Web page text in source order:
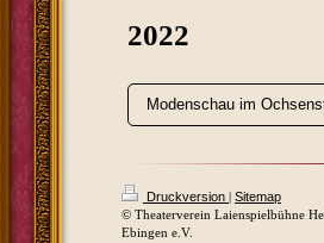
2022
Modenschau im
Druckversion | Sitemap
© Theaterverein Laienspielbühne
Ebingen e.V.